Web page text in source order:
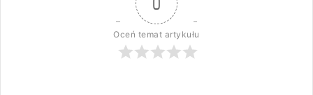
Oceń temat artykułu